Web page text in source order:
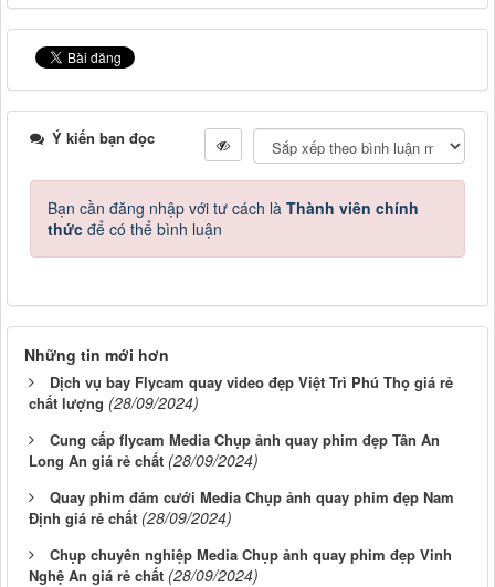
Ý kiến bạn đọc
Bạn cần đăng nhập với tư cách là Thành viên chính
thức để có thể bình luận
Những tin mới hơn
Dịch vụ bay Flycam quay video đẹp Việt Trì Phú Thọ giá rẻ
chất lượng (28/09/2024)
Cung cấp flycam Media Chụp ảnh quay phim đẹp Tân An
Long An giá rẻ chất (28/09/2024)
Quay phim đám cưới Media Chụp ảnh quay phim đẹp Nam
Định giá rẻ chất (28/09/2024)
Chụp chuyên nghiệp Media Chụp ảnh quay phim đẹp Vinh
Nghệ An giá rẻ chất (28/09/2024)